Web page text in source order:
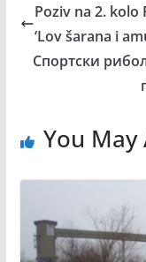
Poziv na 2. kolo
‘Lov šarana i
Cпортски
You May